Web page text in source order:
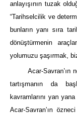
anlayışının tuzak
“Tarihselcilik ve
bunların yanı sıra
dönüştürmenin
yolumuzu şaşırmak,
Acar-Savran’ın
tartışmanın da
kavramlarını yan
Acar-Savran’ın